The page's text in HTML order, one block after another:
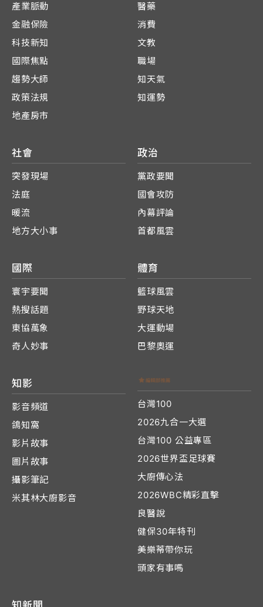
產業脈動
金融保險
科技新知
國際焦點
趨勢大師
政策法規
地產房市
醫藥
消費
文教
職場
知天氣
知運勢
社會
突發現場
法庭
暖流
地方大小事
政治
黨政要聞
國會攻防
內幕評論
首都風雲
國際
寰宇要聞
熱搜話題
東協萬象
奇人妙事
體育
籃球風雲
野球天地
大運動場
巴黎奧運
知影
影音頻道
鴿知窩
影片故事
圖片故事
攝影筆記
米其林大廚影音
台灣100
2026九合一大選
台灣100 公益專區
2026世界盃足球賽
大廚傳心法
2026WBC精彩直擊
良醫說
健保30年特刊
美樂蒂帶你玩
頭家有事嗎